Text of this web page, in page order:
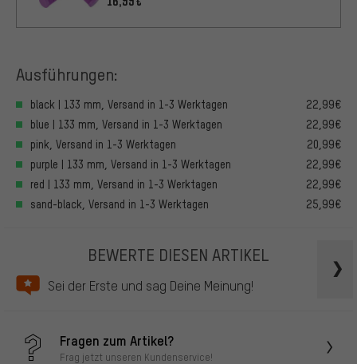
Ausführungen:
black | 133 mm, Versand in 1-3 Werktagen
22,99€
blue | 133 mm, Versand in 1-3 Werktagen
22,99€
pink, Versand in 1-3 Werktagen
20,99€
purple | 133 mm, Versand in 1-3 Werktagen
22,99€
red | 133 mm, Versand in 1-3 Werktagen
22,99€
sand-black, Versand in 1-3 Werktagen
25,99€
BEWERTE DIESEN ARTIKEL
Sei der Erste und sag Deine Meinung!
Fragen zum Artikel?
Frag jetzt unseren Kundenservice!